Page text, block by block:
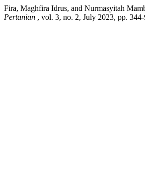
Fira, Maghfira Idrus, and Nurmasyitah
Pertanian , vol. 3, no. 2, July 2023, pp.